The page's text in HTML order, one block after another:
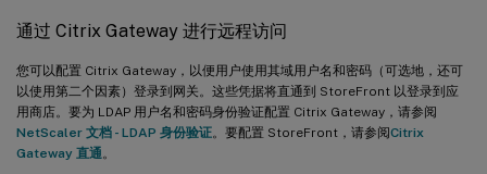
通过 Citrix Gateway 进行远程访问
您可以配置 Citrix Gateway，以便用户使用其域用户名和密码（可选地，还可
以使用第二个因素）登录到网关。这些凭据将直通到 StoreFront 以登录到应
用商店。要为 LDAP 用户名和密码身份验证配置 Citrix Gateway，请参阅
NetScaler 文档 - LDAP 身份验证。要配置 StoreFront，请参阅Citrix
Gateway 直通。